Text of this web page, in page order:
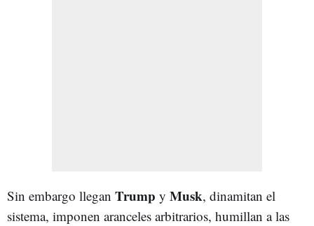
Sin embargo llegan Trump y Musk, dinamitan el
sistema, imponen aranceles arbitrarios, humillan a las